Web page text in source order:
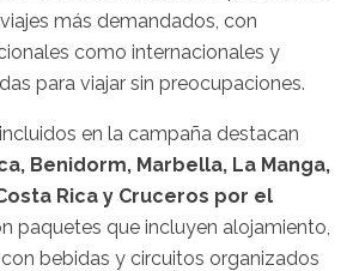
más demandados, con
como internacionales y
para viajar sin preocupaciones.
en la campaña destacan
Benidorm, Marbella, La Manga,
Rica y Cruceros por el
paquetes que incluyen alojamiento,
bebidas y circuitos organizados